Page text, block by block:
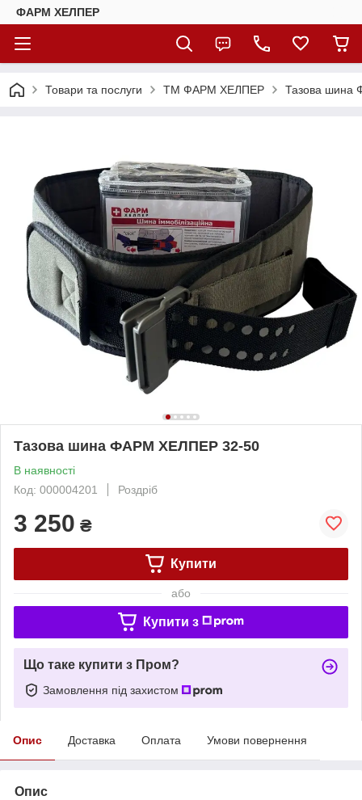
ФАРМ ХЕЛПЕР
Товари та послуги ТМ ФАРМ ХЕЛПЕР Тазова шина
Тазова шина ФАРМ ХЕЛПЕР 32-50
В наявності
Код: 000004201
Роздріб
3 250 ₴
Купити
або
Купити з
Що таке купити з Пром?
Замовлення під захистом
Опис Доставка Оплата Умови повернення
Опис